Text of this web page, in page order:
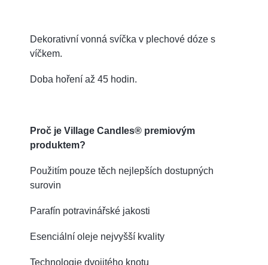
Dekorativní vonná svíčka v plechové dóze s
víčkem.
Doba hoření až 45 hodin.
Proč je Village Candles® premiovým
produktem?
Použitím pouze těch nejlepších dostupných
surovin
Parafín potravinářské jakosti
Esenciální oleje nejvyšší kvality
Technologie dvojitého knotu